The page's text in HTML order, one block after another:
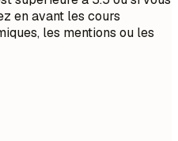
en avant les cours
les mentions ou les